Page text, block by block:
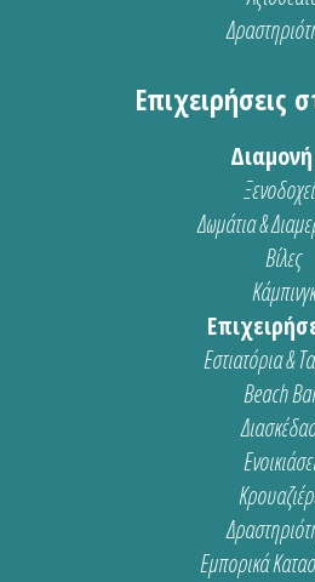
Επιχειρήσεις
Διαμονή
Δωμάτια &
Βίλες
Κάμπινγκ
Εστιατόρια &
Beach
Εμπορικά